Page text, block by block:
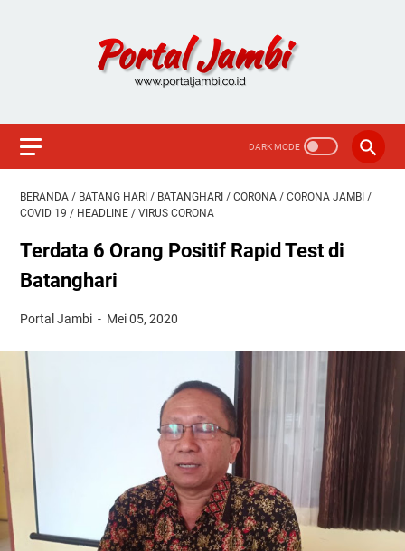
BERANDA / BATANG HARI / BATANGHARI / CORONA / CORONA JAMBI /
COVID 19 / HEADLINE / VIRUS CORONA
Terdata 6 Orang Positif Rapid Test di
Batanghari
Portal Jambi Mei 05, 2020